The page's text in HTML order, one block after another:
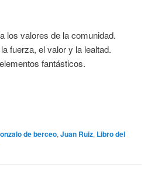
los valores de la comunidad.
fuerza, el valor y la lealtad.
fantásticos.
de berceo, Juan Ruiz, Libro del